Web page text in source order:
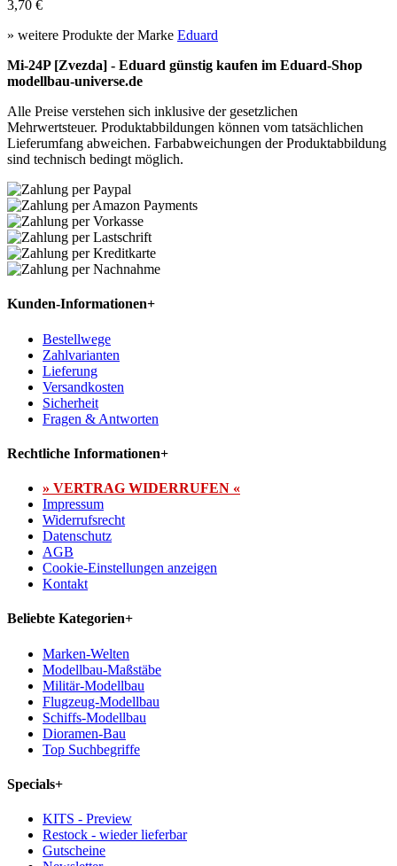
3,70 €
» weitere Produkte der Marke Eduard
Mi-24P [Zvezda] - Eduard günstig kaufen im Eduard-Shop
modellbau-universe.de
Alle Preise verstehen sich inklusive der gesetzlichen
Mehrwertsteuer. Produktabbildungen können vom tatsächlichen
Lieferumfang abweichen. Farbabweichungen der Produktabbildung
sind technisch bedingt möglich.
Kunden-Informationen+
Bestellwege
Zahlvarianten
Lieferung
Versandkosten
Sicherheit
Fragen & Antworten
Rechtliche Informationen+
» VERTRAG WIDERRUFEN «
Impressum
Widerrufsrecht
Datenschutz
AGB
Cookie-Einstellungen anzeigen
Kontakt
Beliebte Kategorien+
Marken-Welten
Modellbau-Maßstäbe
Militär-Modellbau
Flugzeug-Modellbau
Schiffs-Modellbau
Dioramen-Bau
Top Suchbegriffe
Specials+
KITS - Preview
Restock - wieder lieferbar
Gutscheine